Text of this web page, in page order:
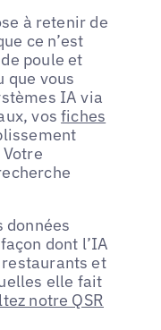
à retenir de
ce n’est
poule et
que vous
IA via
vosfiches
données
dont l’IA
et
elle fait
notre QSR